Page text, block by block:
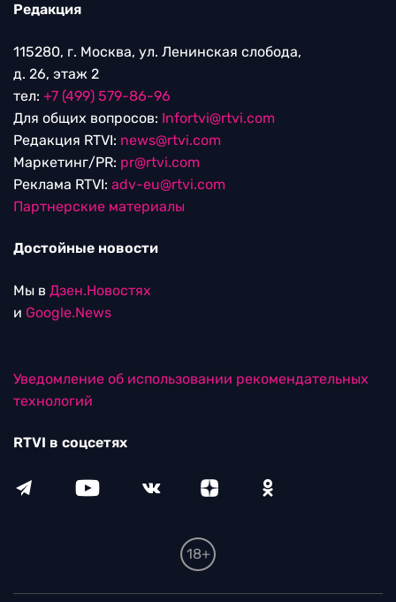
Редакция
115280, г. Москва, ул. Ленинская слобода,
д. 26, этаж 2
тел: +7 (499) 579-86-96
Для общих вопросов: Infortvi@rtvi.com
Редакция RTVI: news@rtvi.com
Маркетинг/PR: pr@rtvi.com
Реклама RTVI: adv-eu@rtvi.com
Партнерские материалы
Достойные новости
Мы в Дзен.Новостях
и Google.News
Уведомление об использовании рекомендательных
технологий
RTVI в соцсетях
18+